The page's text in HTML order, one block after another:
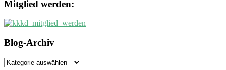
Mitglied werden:
Blog-Archiv
Blog-